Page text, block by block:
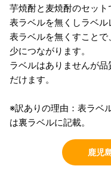
芋焼酎と麦焼酎のセット
表ラベルを無くしラベル
表ラベルを無くすこと
少につながります。
ラベルはありませんが
だけます。
※訳ありの理由：表ラベ
は裏ラベルに記載。
鹿児